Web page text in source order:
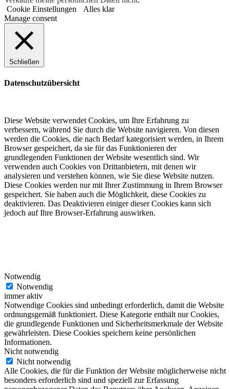
Cookie Einstellungen
Alles klar
Manage consent
Schließen
Datenschutzübersicht
Diese Website verwendet Cookies, um Ihre Erfahrung zu
verbessern, während Sie durch die Website navigieren. Von diesen
werden die Cookies, die nach Bedarf kategorisiert werden, in Ihrem
Browser gespeichert, da sie für das Funktionieren der
grundlegenden Funktionen der Website wesentlich sind. Wir
verwenden auch Cookies von Drittanbietern, mit denen wir
analysieren und verstehen können, wie Sie diese Website nutzen.
Diese Cookies werden nur mit Ihrer Zustimmung in Ihrem Browser
gespeichert. Sie haben auch die Möglichkeit, diese Cookies zu
deaktivieren. Das Deaktivieren einiger dieser Cookies kann sich
jedoch auf Ihre Browser-Erfahrung auswirken.
Notwendig
Notwendig
immer aktiv
Notwendige Cookies sind unbedingt erforderlich, damit die Website
ordnungsgemäß funktioniert. Diese Kategorie enthält nur Cookies,
die grundlegende Funktionen und Sicherheitsmerkmale der Website
gewährleisten. Diese Cookies speichern keine persönlichen
Informationen.
Nicht notwendig
Nicht notwendig
Alle Cookies, die für die Funktion der Website möglicherweise nicht
besonders erforderlich sind und speziell zur Erfassung